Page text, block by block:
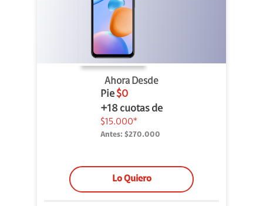
Ahora Desde
Pie $0
+18 cuotas de
$15.000*
Antes: $270.000
Lo Quiero